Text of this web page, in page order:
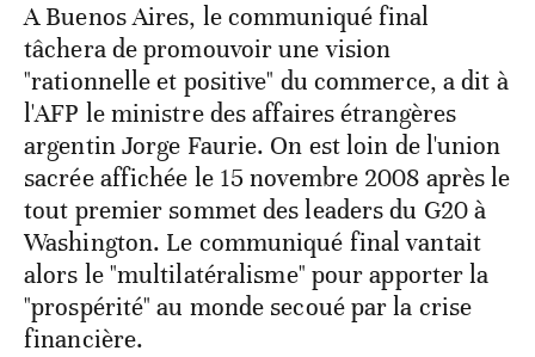
A Buenos Aires, le communiqué final
tâchera de promouvoir une vision
"rationnelle et positive" du commerce, a dit à
l'AFP le ministre des affaires étrangères
argentin Jorge Faurie. On est loin de l'union
sacrée affichée le 15 novembre 2008 après le
tout premier sommet des leaders du G20 à
Washington. Le communiqué final vantait
alors le "multilatéralisme" pour apporter la
"prospérité" au monde secoué par la crise
financière.